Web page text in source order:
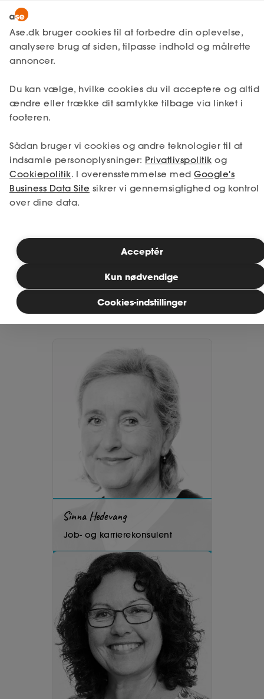
MitAse
Ase Selvstændig
Dokumenter.dk
Lønmodtager
A-kasse
Fagforening
Lønsikring
Få svar
Selvstændig
Studerende
Bliv medlem
Ase Selvstændig
Lønmodtager Kontakt os
Åbningstider
Telefon: 7013 7013
Mandag - fredag: 8.00 - 16.00
Lokalkontor:
Ase Sydjylland
Bemærk, at al post skal sendes til Ase, Frederikskaj 4,
2450 København SV.
Vis på kort/ruteplan
Sinna Hedevang
Job- og karrierekonsulent
Ase.dk bruger cookies til at forbedre din oplevelse,
analysere brug af siden, tilpasse indhold og målrette
annoncer.
Du kan vælge, hvilke cookies du vil acceptere og altid
ændre eller trække dit samtykke tilbage via linket i
footeren.
Sådan bruger vi cookies og andre teknologier til at
indsamle personoplysninger: Privatlivspolitik og
Cookiepolitik. I overensstemmelse med Google's
Business Data Site sikrer vi gennemsigtighed og kontrol
over dine data.
Cookies-indstillinger
Kun nødvendige
Acceptér